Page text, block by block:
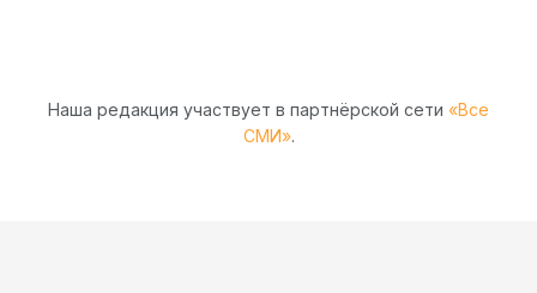
Наша редакция участвует в партнёрской сети «Все
СМИ».